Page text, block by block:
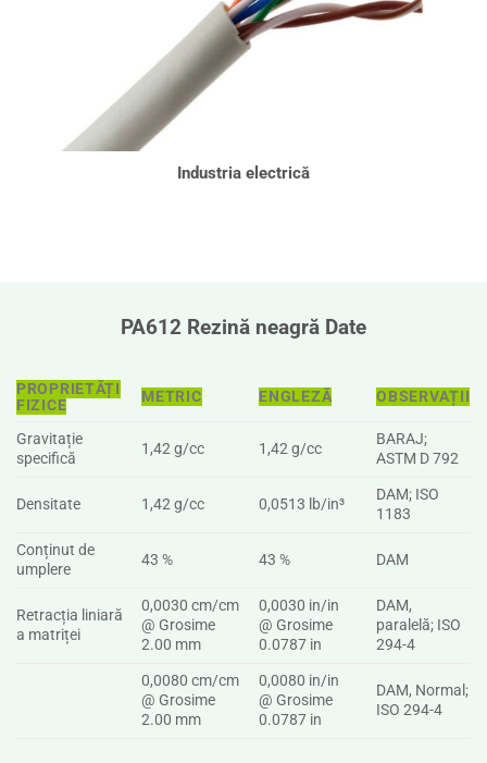
Industria electrică
PA612 Rezină neagră Date
PROPRIETĂȚI
FIZICE
METRIC ENGLEZĂ OBSERVAȚII
Gravitație
specifică
1,42 g/cc 1,42 g/cc
BARAJ;
ASTM D 792
Densitate 1,42 g/cc 0,0513 lb/in³
DAM; ISO
1183
Conținut de
umplere
43 % 43 % DAM
Retracția liniară
a matriței
0,0030 cm/cm
@ Grosime
2.00 mm
0,0030 in/in
@ Grosime
0.0787 in
DAM,
paralelă; ISO
294-4
0,0080 cm/cm
@ Grosime
2.00 mm
0,0080 in/in
@ Grosime
0.0787 in
DAM, Normal;
ISO 294-4